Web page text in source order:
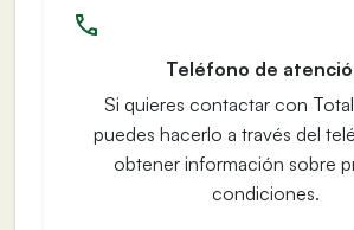
Teléfono de
Si quieres contactar con
puedes hacerlo a través del
obtener información sobre
condiciones.